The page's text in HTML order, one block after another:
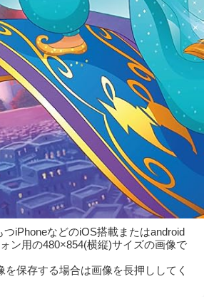
iPhoneなどのiOS搭載またはandroid
ン用の480×854(横縦)サイズの画像で
を保存する場合は画像を長押ししてく